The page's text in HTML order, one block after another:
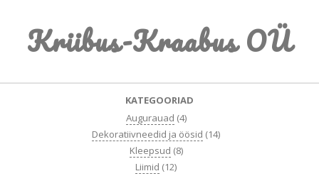
contentKriibus-Kraabus OÜ
KATEGOORIAD
Augurauad (4)
Dekoratiivneedid ja öösid (14)
Kleepsud (8)
Liimid (12)